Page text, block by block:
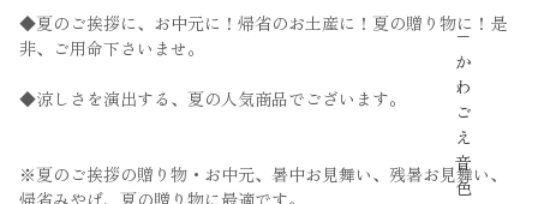
−
か
わ
ご
え
音
色
◆夏のご挨拶に、お中元に！帰省のお土産に！夏の贈り物に！是
非、ご用命下さいませ。
◆涼しさを演出する、夏の人気商品でございます。
※夏のご挨拶の贈り物・お中元、暑中お見舞い、残暑お見舞い、